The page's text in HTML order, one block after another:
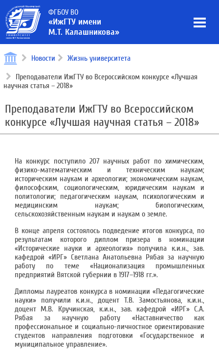
ФГБОУ ВО
«ИжГТУ имени
М.Т. Калашникова»
Новости Жизнь университета
Преподаватели ИжГТУ во Всероссийском конкурсе «Лучшая
научная статья – 2018»
Преподаватели ИжГТУ во Всероссийском
конкурсе «Лучшая научная статья – 2018»
На конкурс поступило 207 научных работ по химическим,
физико-математическим и техническим наукам;
историческим наукам и археологии; экономическим наукам,
философским, социологическим, юридическим наукам и
политологии; педагогическим наукам, психологическим и
медицинским наукам; биологическим,
сельскохозяйственным наукам и наукам о земле.
В конце апреля состоялось подведение итогов конкурса, по
результатам которого диплом призера в номинации
«Исторические науки и археология» получила к.и.н., зав.
кафедрой «ИРГ» Светлана Анатольевна Рябая за научную
работу по теме «Национализация промышленных
предприятий Вятской губернии в 1917–1918 гг.».
Дипломы лауреатов конкурса в номинации «Педагогические
науки» получили к.и.н., доцент Т.В. Замостьянова, к.и.н.,
доцент М.В. Кручинская, к.и.н., зав. кафедрой «ИРГ» С.А.
Рябая за научную работу «Наставничество как
профессиональное и социально-личностное ориентирование
студентов направления подготовки «Государственное и
муниципальное управление».